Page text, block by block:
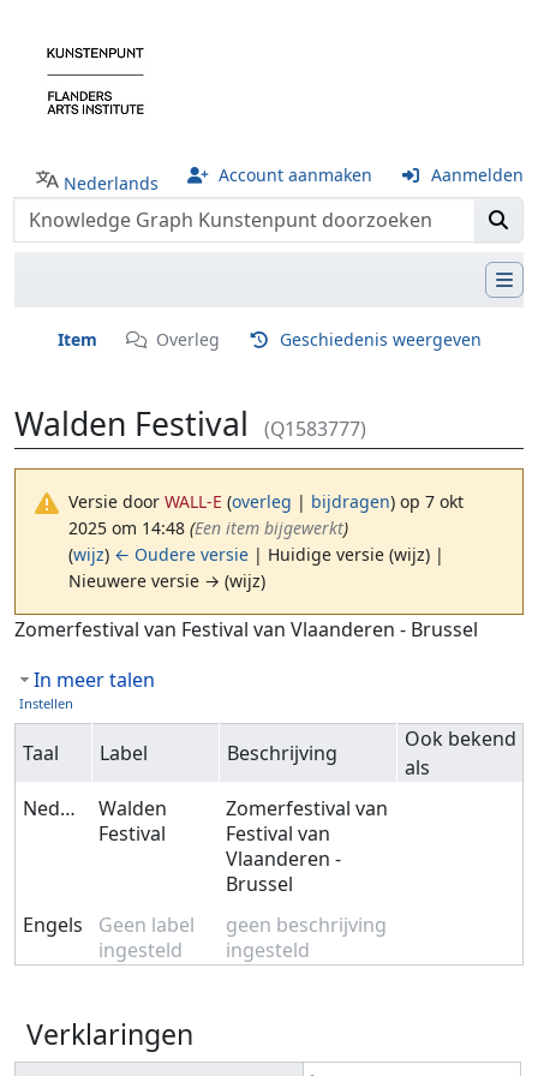
Nederlands Account aanmaken Aanmelden
Item Overleg Geschiedenis weergeven
Walden Festival (Q1583777)
Versie door WALL-E (overleg | bijdragen) op 7 okt
2025 om 14:48 (‎Een item bijgewerkt)
(wijz) ← Oudere versie | Huidige versie (wijz) |
Nieuwere versie → (wijz)
Ga naar:navigatie, zoeken
Zomerfestival van Festival van Vlaanderen - Brussel
In meer talen
Instellen
Taal Label Beschrijving
Ook bekend
als
Nederlands
Walden
Festival
Zomerfestival van
Festival van
Vlaanderen -
Brussel
Engels
Geen label
ingesteld
geen beschrijving
ingesteld
Verklaringen